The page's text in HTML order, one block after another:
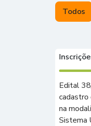
Todos
Edital
cadastro
na
Sistema